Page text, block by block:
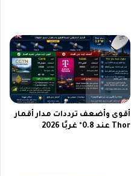
أقوى وأضعف ترددات مدار أقمار
Thor عند 0.8° غربًا 2026